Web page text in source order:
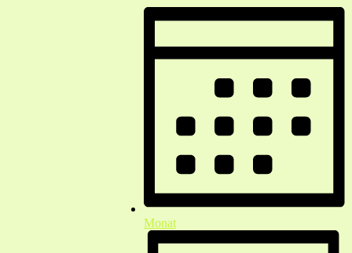
Monat